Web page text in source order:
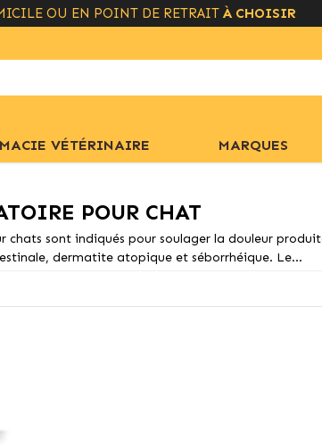
OU EN POINT DE RETRAIT À CHOISIR
VÉTÉRINAIRE MARQUES
POUR CHAT
chats sont indiqués pour soulager la douleur
dermatite atopique et séborrhéique. Le...